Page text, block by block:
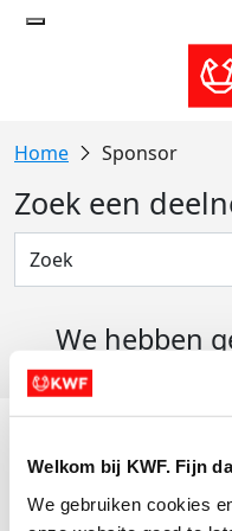
Welkom bij KWF. Fijn
We gebruiken cookies
Sponsor
Zoek een
We hebben
Actiematerialen
Evenementen